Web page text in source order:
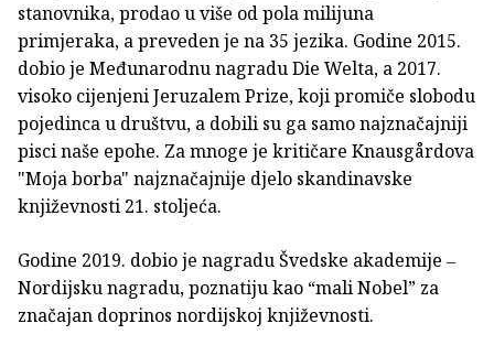
stanovnika, prodao u više od pola milijuna
primjeraka, a preveden je na 35 jezika. Godine 2015.
dobio je Međunarodnu nagradu Die Welta, a 2017.
visoko cijenjeni Jeruzalem Prize, koji promiče slobodu
pojedinca u društvu, a dobili su ga samo najznačajniji
pisci naše epohe. Za mnoge je kritičare Knausgårdova
"Moja borba" najznačajnije djelo skandinavske
književnosti 21. stoljeća.
Godine 2019. dobio je nagradu Švedske akademije ‒
Nordijsku nagradu, poznatiju kao “mali Nobel” za
značajan doprinos nordijskoj književnosti.